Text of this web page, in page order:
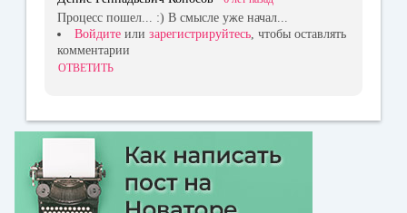
Процесс пошел... :) В смысле уже начал...
Войдите или зарегистрируйтесь , чтобы оставлять
комментарии
ОТВЕТИТЬ